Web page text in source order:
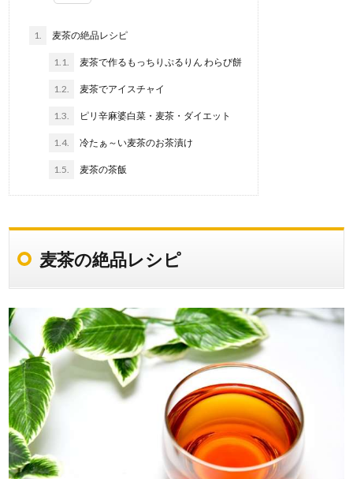
1. 麦茶の絶品レシピ
1.1. 麦茶で作るもっちりぷるりん わらび餅
1.2. 麦茶でアイスチャイ
1.3. ピリ辛麻婆白菜・麦茶・ダイエット
1.4. 冷たぁ～い麦茶のお茶漬け
1.5. 麦茶の茶飯
麦茶の絶品レシピ